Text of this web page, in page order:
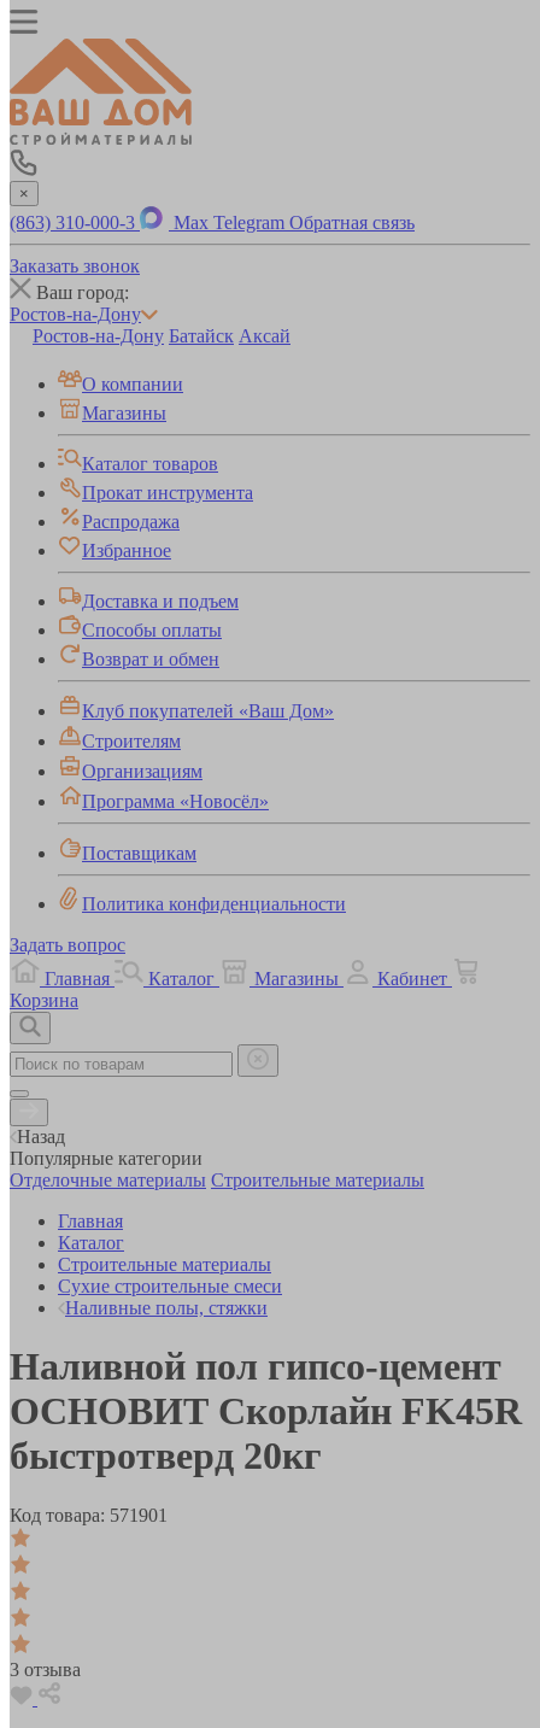
×
(863) 310-000-3 Max Telegram Обратная связь
Заказать звонок
Ваш город:
Ростов-на-Дону
Ростов-на-Дону Батайск Аксай
О компании
Магазины
Каталог товаров
Прокат инструмента
Распродажа
Избранное
Доставка и подъем
Способы оплаты
Возврат и обмен
Клуб покупателей «Ваш Дом»
Строителям
Организациям
Программа «Новосёл»
Поставщикам
Политика конфиденциальности
Задать вопрос
Главная
Каталог Магазины
Кабинет
Корзина
Назад
Популярные категории
Отделочные материалы Строительные материалы
Главная
Каталог
Строительные материалы
Сухие строительные смеси
Наливные полы, стяжки
Наливной пол гипсо-цемент
ОСНОВИТ Скорлайн FK45R
быстротверд 20кг
Код товара: 571901
3 отзыва